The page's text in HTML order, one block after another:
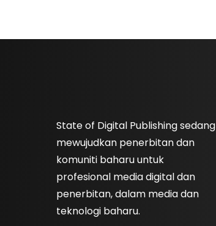
State of Digital Publishing sedang
mewujudkan penerbitan dan
komuniti baharu untuk
profesional media digital dan
penerbitan, dalam media dan
teknologi baharu.